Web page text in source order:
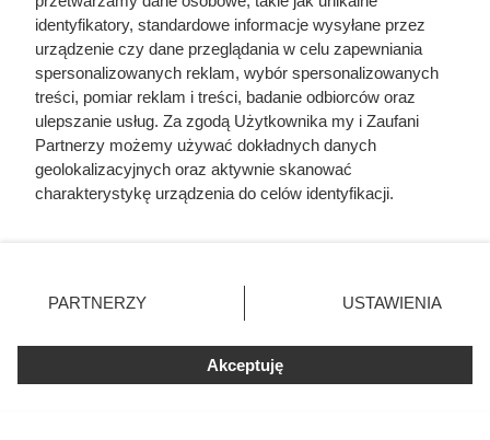
Dziennikarze ujawnili
pochodzenie mięsa z Dino. Klienci
zaskoczeni
identyfikatory, standardowe informacje wysyłane przez
urządzenie czy dane przeglądania w celu zapewniania
spersonalizowanych reklam, wybór spersonalizowanych
treści, pomiar reklam i treści, badanie odbiorców oraz
ulepszanie usług. Za zgodą Użytkownika my i Zaufani
Partnerzy możemy używać dokładnych danych
geolokalizacyjnych oraz aktywnie skanować
charakterystykę urządzenia do celów identyfikacji.
zmienić/wycofać klikając przycisk ustawień prywatności
znajdujący się w lewym dolnym rogu strony
rodzaje przetwarzania danych nie wymagają zgody
użytkownika, ale masz prawo sprzeciwić się takiemu
przetwarzaniu. Preferencje będą miały zastosowania tylko
PARTNERZY USTAWIENIA
Akceptuję